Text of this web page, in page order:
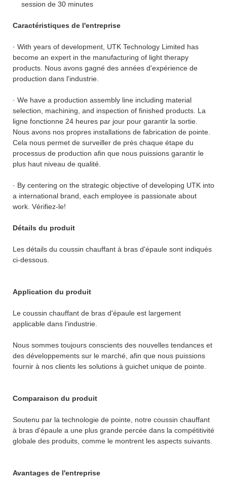
session de 30 minutes
Caractéristiques de l'entreprise
· With years of development, UTK Technology Limited has
become an expert in the manufacturing of light therapy
products. Nous avons gagné des années d'expérience de
production dans l'industrie.
· We have a production assembly line including material
selection, machining, and inspection of finished products. La
ligne fonctionne 24 heures par jour pour garantir la sortie.
Nous avons nos propres installations de fabrication de pointe.
Cela nous permet de surveiller de près chaque étape du
processus de production afin que nous puissions garantir le
plus haut niveau de qualité.
· By centering on the strategic objective of developing UTK into
a international brand, each employee is passionate about
work. Vérifiez-le!
Détails du produit
Les détails du coussin chauffant à bras d'épaule sont indiqués
ci-dessous.
Application du produit
Le coussin chauffant de bras d'épaule est largement
applicable dans l'industrie.
Nous sommes toujours conscients des nouvelles tendances et
des développements sur le marché, afin que nous puissions
fournir à nos clients les solutions à guichet unique de pointe.
Comparaison du produit
Soutenu par la technologie de pointe, notre coussin chauffant
à bras d'épaule a une plus grande percée dans la compétitivité
globale des produits, comme le montrent les aspects suivants.
Avantages de l'entreprise